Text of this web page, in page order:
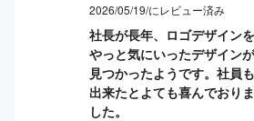
2026/05/19/にレビュー済み
社長が長年、ロゴデザイン
やっと気にいったデザイン
見つかったようです。社員
出来たとよても喜んでおり
した。